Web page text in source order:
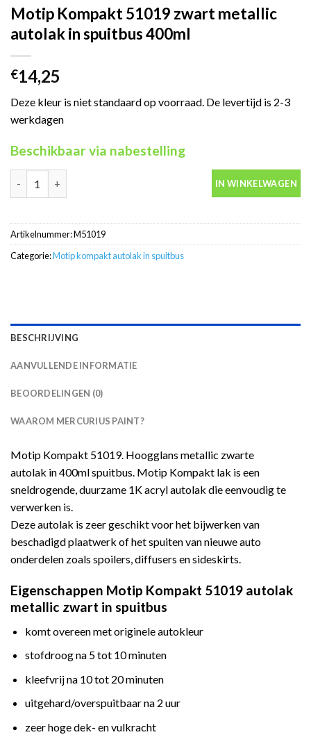
Motip Kompakt 51019 zwart metallic
autolak in spuitbus 400ml
€14,25
Deze kleur is niet standaard op voorraad. De levertijd is 2-3
werkdagen
Beschikbaar via nabestelling
Motip Kompakt 51019 zwart metallic autolak in spuitbus 400ml
IN WINKELWAGEN
Artikelnummer:M51019
Categorie:Motip kompakt autolak in spuitbus
BESCHRIJVING
AANVULLENDE INFORMATIE
BEOORDELINGEN (0)
WAAROM MERCURIUS PAINT?
Motip Kompakt 51019. Hoogglans metallic zwarte
autolak in 400ml spuitbus. Motip Kompakt lak is een
sneldrogende, duurzame 1K acryl autolak die eenvoudig te
verwerken is.
Deze autolak is zeer geschikt voor het bijwerken van
beschadigd plaatwerk of het spuiten van nieuwe auto
onderdelen zoals spoilers, diffusers en sideskirts.
Eigenschappen Motip Kompakt 51019 autolak
metallic zwart in spuitbus
komt overeen met originele autokleur
stofdroog na 5 tot 10 minuten
kleefvrij na 10 tot 20 minuten
uitgehard/overspuitbaar na 2 uur
zeer hoge dek- en vulkracht